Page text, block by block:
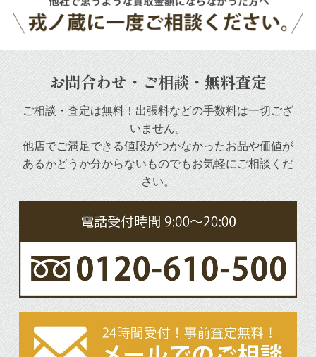
お問合わせ・ご相談・無料査定
ご相談・査定は無料！出張料などの手数料は一切ござ
いません。
他店でご満足できる値段がつかなかったお品や価値が
あるかどうか分からないものでもお気軽にご相談くだ
さい。